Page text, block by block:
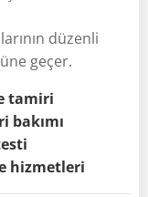
düzenli
geçer.
tamiri
bakımı
hizmetleri